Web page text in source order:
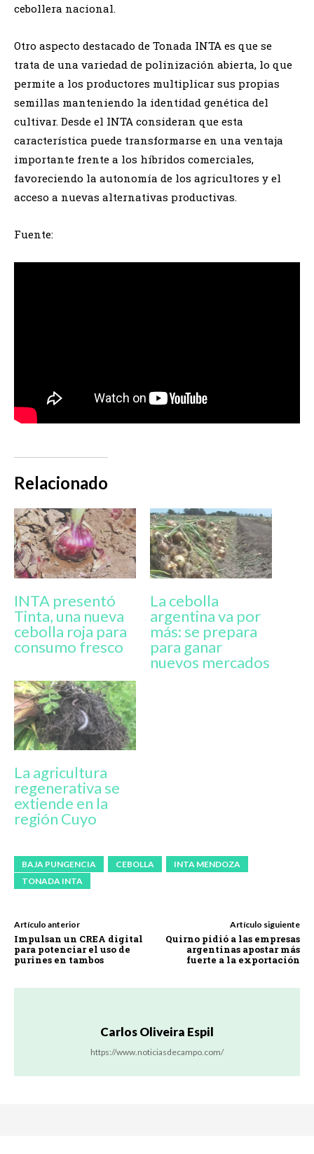
cebollera nacional.
Otro aspecto destacado de Tonada INTA es que se
trata de una variedad de polinización abierta, lo que
permite a los productores multiplicar sus propias
semillas manteniendo la identidad genética del
cultivar. Desde el INTA consideran que esta
característica puede transformarse en una ventaja
importante frente a los híbridos comerciales,
favoreciendo la autonomía de los agricultores y el
acceso a nuevas alternativas productivas.
Fuente:
Relacionado
INTA presentó
Tinta, una nueva
cebolla roja para
consumo fresco
La cebolla
argentina va por
más: se prepara
para ganar
nuevos mercados
La agricultura
regenerativa se
extiende en la
región Cuyo
BAJA PUNGENCIA CEBOLLA
INTA MENDOZA
TONADA INTA
Artículo anterior
Impulsan un CREA digital
para potenciar el uso de
purines en tambos
Artículo siguiente
Quirno pidió a las empresas
argentinas apostar más
fuerte a la exportación
Carlos Oliveira Espil
https://www.noticiasdecampo.com/